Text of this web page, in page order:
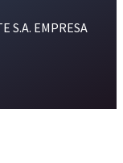
S.A. EMPRESA